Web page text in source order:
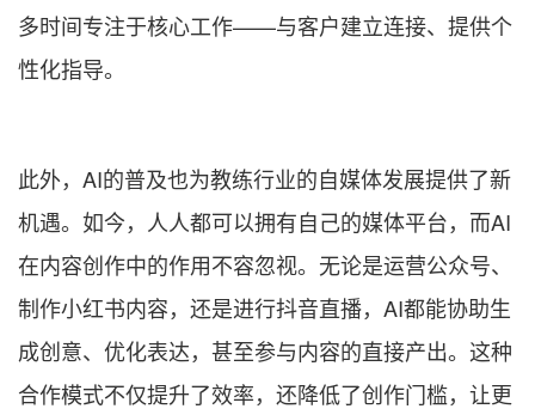
多时间专注于核心工作——与客户建立连接、提供个
性化指导。
此外，AI的普及也为教练行业的自媒体发展提供了新
机遇。如今，人人都可以拥有自己的媒体平台，而AI
在内容创作中的作用不容忽视。无论是运营公众号、
制作小红书内容，还是进行抖音直播，AI都能协助生
成创意、优化表达，甚至参与内容的直接产出。这种
合作模式不仅提升了效率，还降低了创作门槛，让更